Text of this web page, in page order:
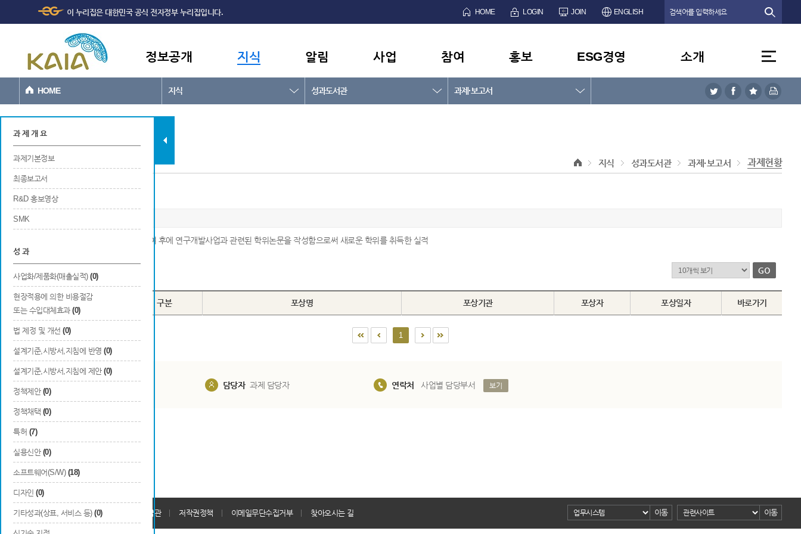
본문바로가기
이 누리집은 대한민국 공식 전자정부 누리집입니다. HOME LOGIN JOIN ENGLISH
정보공개 지식 알림 사업 참여 홍보 ESG경영 소개
HOME 지식 성과도서관 과제·보고서
과제현황
지식 성과도서관 과제·보고서 과제현황
과 제 개 요
과제기본정보
최종보고서
R&D 홍보영상
SMK
성 과
사업화/제품화(매출실적) (0)
현장적용에 의한 비용절감
또는 수입대체효과 (0)
법 제정 및 개선 (0)
설계기준,시방서,지침에 반영 (0)
설계기준,시방서,지침에 제안 (0)
정책제안 (0)
정책채택 (0)
특허 (7)
실용신안 (0)
소프트웨어(S/W) (18)
디자인 (0)
기타성과(상표, 서비스 등) (0)
포상
※ 해당 연구개발사업에 참여중 또는 참여 후에 연구개발사업과 관련된 학위논문을 작성함으로써 새로운 학위를 취득한 실적
Total0건
번호 국내/국외 구분 포상명 포상기관 포상자 포상일자 바로가기
1
담당자 과제 담당자 연락처 사업별 담당부서 보기
개인정보처리방침 회원가입약관 저작권정책 이메일무단수집거부 찾아오시는 길 이동 이동